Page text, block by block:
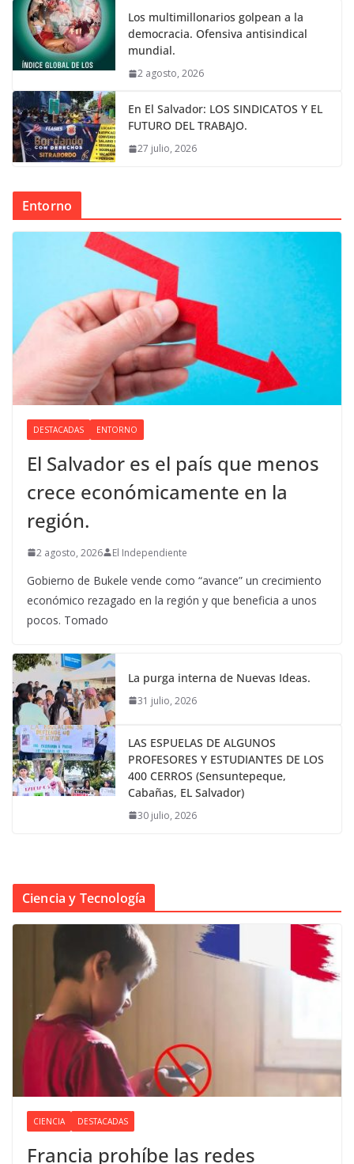
Los multimillonarios golpean a la
democracia. Ofensiva antisindical
mundial.
2 agosto, 2026
En El Salvador: LOS SINDICATOS Y EL
FUTURO DEL TRABAJO.
27 julio, 2026
Entorno
DESTACADAS ENTORNO
El Salvador es el país que menos
crece económicamente en la
región.
2 agosto, 2026 El Independiente
Gobierno de Bukele vende como “avance” un crecimiento
económico rezagado en la región y que beneficia a unos
pocos. Tomado
La purga interna de Nuevas Ideas.
31 julio, 2026
LAS ESPUELAS DE ALGUNOS
PROFESORES Y ESTUDIANTES DE LOS
400 CERROS (Sensuntepeque,
Cabañas, EL Salvador)
30 julio, 2026
Ciencia y Tecnología
CIENCIA DESTACADAS
Francia prohíbe las redes